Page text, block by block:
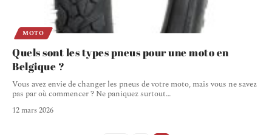
MOTO
Quels sont les types pneus pour une moto en
Belgique ?
Vous avez envie de changer les pneus de votre moto, mais vous ne savez
pas par où commencer ? Ne paniquez surtout…
12 mars 2026